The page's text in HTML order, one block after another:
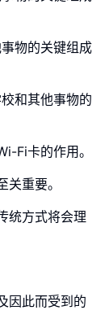
物的关键组成
和其他事物的
Fi卡的作用。
重要。
统方式将会理
因此而受到的